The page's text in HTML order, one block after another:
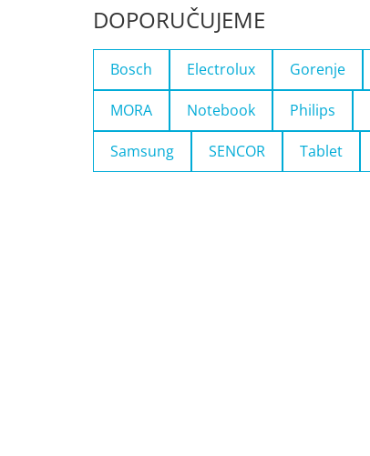
DOPORUČUJEME
Bosch Electrolux Gorenje
MORA Notebook Philips
Samsung SENCOR Tablet